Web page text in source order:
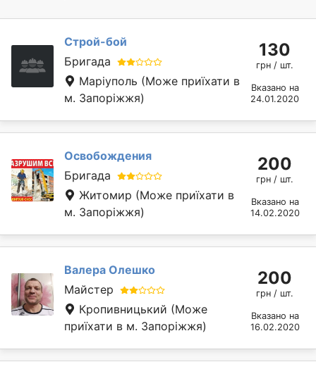
Строй-бой
Бригада
Маріуполь (Може приїхати в
м. Запоріжжя)
130
грн / шт.
Вказано на
24.01.2020
Освобождения
Бригада
Житомир (Може приїхати в
м. Запоріжжя)
200
грн / шт.
Вказано на
14.02.2020
Валера Олешко
Майстер
Кропивницький (Може
приїхати в м. Запоріжжя)
200
грн / шт.
Вказано на
16.02.2020